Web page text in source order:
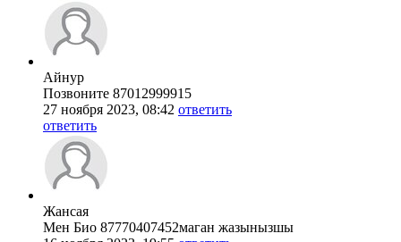
Айнур
Позвоните 87012999915
27 ноября 2023, 08:42 ответить
ответить
Жансая
Мен Био 87770407452маган жазынызшы